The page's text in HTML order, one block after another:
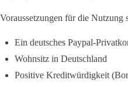
Voraussetzungen für die Nutzung
Ein deutsches Paypal-
Wohnsitz in Deutschland
Positive Kreditwürdigkeit